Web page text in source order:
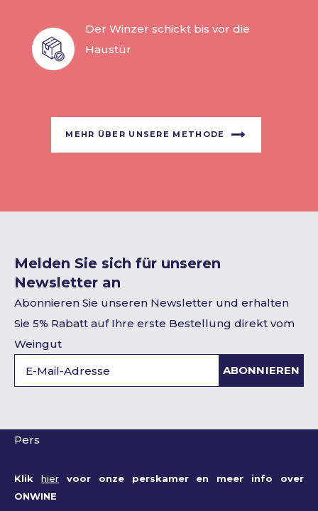
Der Winzer schickt bis vor die
Haustür
MEHR ÜBER UNSERE METHODE
Melden Sie sich für unseren
Newsletter an
Abonnieren Sie unseren Newsletter und erhalten
Sie 5% Rabatt auf Ihre erste Bestellung direkt vom
Weingut
ABONNIEREN
Pers
Klik hiervoor onze perskamer en meer info over
ONWINE